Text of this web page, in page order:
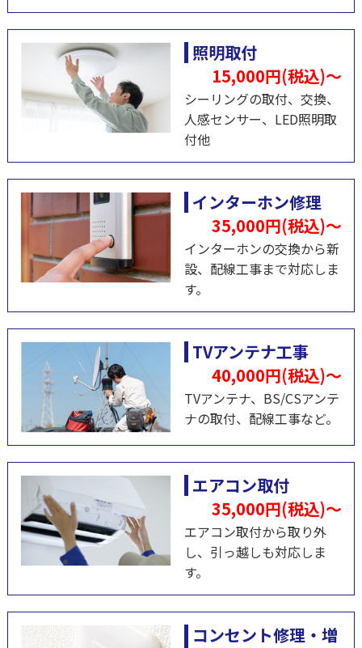
照明取付
15,000円(税込)～
シーリングの取付、交換、
人感センサー、LED照明取
付他
インターホン修理
35,000円(税込)～
インターホンの交換から新
設、配線⼯事まで対応しま
す。
TVアンテナ工事
40,000円(税込)～
TVアンテナ、BS/CSアンテ
ナの取付、配線工事など。
エアコン取付
35,000円(税込)～
エアコン取付から取り外
し、引っ越しも対応しま
す。
コンセント修理・増